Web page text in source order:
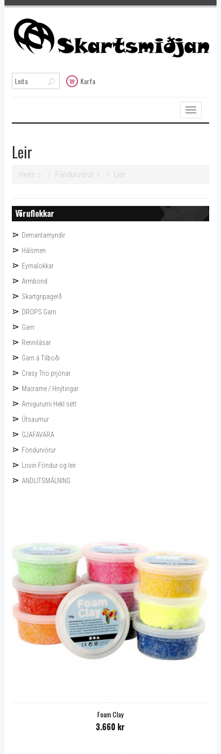
Karfa
Toggle
navigation
Leir
Heim Föndurvörur Leir
Vöruflokkar
Demantamyndir
Hálsmen
Eyrnalokkar
Armbönd
Skartgripagerð
DROPS Garn
Garn
Rennilásar
Garn á Tilboði
Crasy Trio prjónar
Macrame / Hnýtingar
Amigurumi Hekl sett
Útsaumur
GJAFAVARA
Föndurvörur
Lovin Föndur og leir
ANDLITSMÁLNING
Foam Clay
3.660 kr